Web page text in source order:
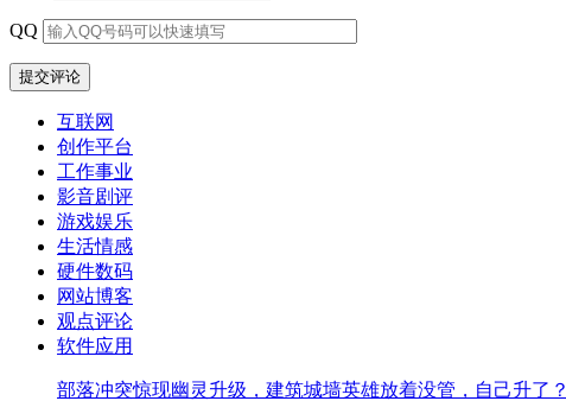
QQ
互联网
创作平台
工作事业
影音剧评
游戏娱乐
生活情感
硬件数码
网站博客
观点评论
软件应用
部落冲突惊现幽灵升级，建筑城墙英雄放着没管，自己升了？